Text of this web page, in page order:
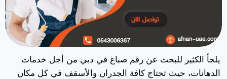
يلجأ الكثير للبحث عن رقم صباغ في دبي من أجل خدمات
الدهانات، حيث تحتاج كافة الجدران والأسقف في كل مكان